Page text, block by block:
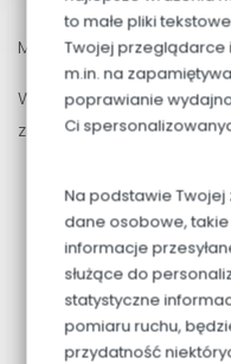
to małe pliki
Twojej przeglądarce
m.in. na
poprawianie
Ci
Na podstawie
dane osobowe,
informacje
służące do
statystyczne
pomiaru ruchu,
przydatność
MieszkanieM12
W przedmiotowym
znajdują się:
Pokój:9,10m2
Pokój:10,80m2
Przedpokój:
Łazienka:4,42m2
Balkon:
7,92m2